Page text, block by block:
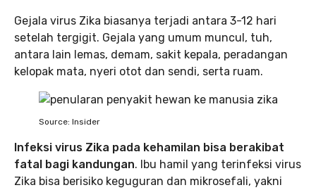
Gejala virus Zika biasanya terjadi antara 3-12 hari
setelah tergigit. Gejala yang umum muncul, tuh,
antara lain lemas, demam, sakit kepala, peradangan
kelopak mata, nyeri otot dan sendi, serta ruam.
Source: Insider
Infeksi virus Zika pada kehamilan bisa berakibat
fatal bagi kandungan. Ibu hamil yang terinfeksi virus
Zika bisa berisiko keguguran dan mikrosefali, yakni